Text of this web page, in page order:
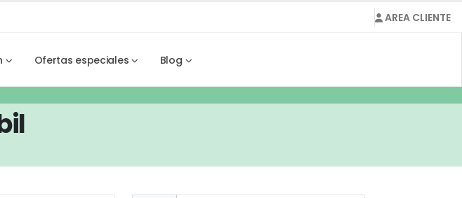
AREA CLIENTE
Ofertas especiales Blog